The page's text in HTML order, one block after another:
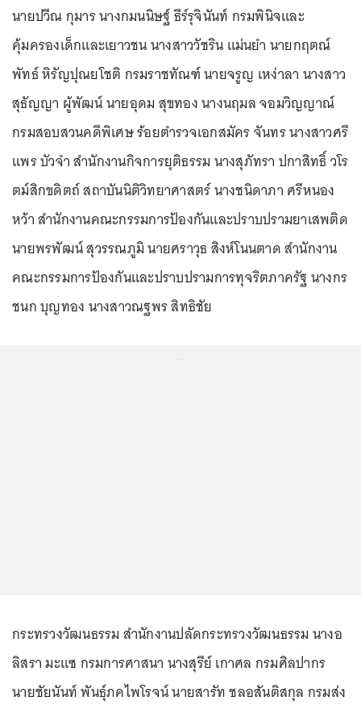
นายปวีณ กุมาร นางกมนนิษฐ์ ธีร์รุจินันท์ กรมพินิจและ
คุ้มครองเด็กและเยาวชน นางสาววัชริน แม่นยำ นายกฤตณ์
พัทธ์ หิรัญปุณยโชติ กรมราชทัณฑ์ นายจรูญ เหง่าลา นางสาว
สุธัญญา ผู้พัฒน์ นายอุดม สุขทอง นางนฤมล จอมวิญญาณ์
กรมสอบสวนคดีพิเศษ ร้อยตำรวจเอกสมัคร จันทร นางสาวศรี
แพร บัวจำ สำนักงานกิจการยุติธรรม นางสุภัทรา ปกาสิทธิ์ วโร
ตม์สิกขดิตถ์ สถาบันนิติวิทยาศาสตร์ นางชนิดาภา ศรีหนอง
หว้า สำนักงานคณะกรรมการป้องกันและปราบปรามยาเสพติด
นายพรพัฒน์ สุวรรณภูมิ นายศราวุธ สิงห์โนนตาด สำนักงาน
คณะกรรมการป้องกันและปราบปรามการทุจริตภาครัฐ นางกร
ชนก บุญทอง นางสาวณฐพร สิทธิชัย
กระทรวงวัฒนธรรม สำนักงานปลัดกระทรวงวัฒนธรรม นางอ
ลิสรา มะแซ กรมการศาสนา นางสุรีย์ เกาศล กรมศิลปากร
นายชัยนันท์ พันธุ์ภคไพโรจน์ นายสารัท ชลอสันติสกุล กรมส่ง